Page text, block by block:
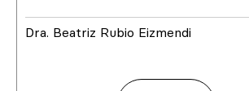
Dra. Beatriz Rubio Eizmendi